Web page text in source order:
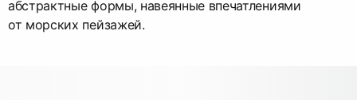
абстрактные формы, навеянные впечатлениями
от морских пейзажей.